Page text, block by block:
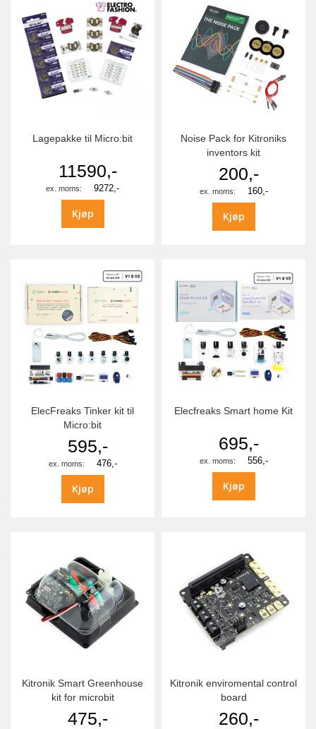
Lagepakke til Micro:bit
11590,-
9272,-
Kjøp
Noise Pack for Kitroniks
inventors kit
200,-
160,-
Kjøp
ElecFreaks Tinker kit til
Micro:bit
595,-
476,-
Kjøp
Elecfreaks Smart home Kit
695,-
556,-
Kjøp
Kitronik Smart Greenhouse
kit for microbit
475,-
Kitronik enviromental control
board
260,-